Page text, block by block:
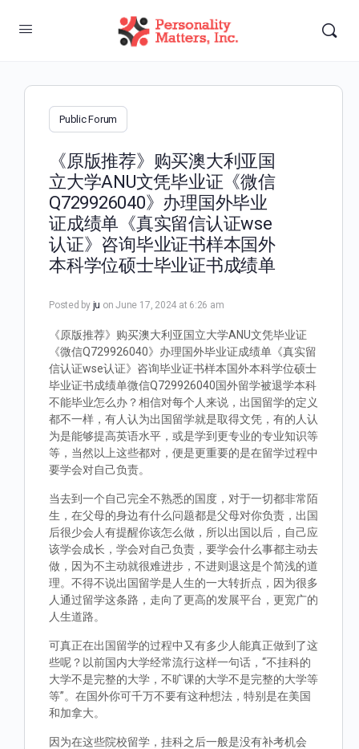
Public Forum
《原版推荐》购买澳大利亚国
立大学ANU文凭毕业证《微信
Q729926040》办理国外毕业
证成绩单《真实留信认证wse
认证》咨询毕业证书样本国外
本科学位硕士毕业证书成绩单
Posted by ju on June 17, 2024 at 6:26 am
《原版推荐》购买澳大利亚国立大学ANU文凭毕业证
《微信Q729926040》办理国外毕业证成绩单《真实留
信认证wse认证》咨询毕业证书样本国外本科学位硕士
毕业证书成绩单微信Q729926040国外留学被退学本科
不能毕业怎么办？相信对每个人来说，出国留学的定义
都不一样，有人认为出国留学就是取得文凭，有的人认
为是能够提高英语水平，或是学到更专业的专业知识等
等，当然以上这些都对，便是更重要的是在留学过程中
要学会对自己负责。
当去到一个自己完全不熟悉的国度，对于一切都非常陌
生，在父母的身边有什么问题都是父母对你负责，出国
后很少会人有提醒你该怎么做，所以出国以后，自己应
该学会成长，学会对自己负责，要学会什么事都主动去
做，因为不主动就很难进步，不进则退这是个简浅的道
理。不得不说出国留学是人生的一大转折点，因为很多
人通过留学这条路，走向了更高的发展平台，更宽广的
人生道路。
可真正在出国留学的过程中又有多少人能真正做到了这
些呢？以前国内大学经常流行这样一句话，“不挂科的
大学不是完整的大学，不旷课的大学不是完整的大学等
等”。在国外你可千万不要有这种想法，特别是在美国
和加拿大。
因为在这些院校留学，挂科之后一般是没有补考机会